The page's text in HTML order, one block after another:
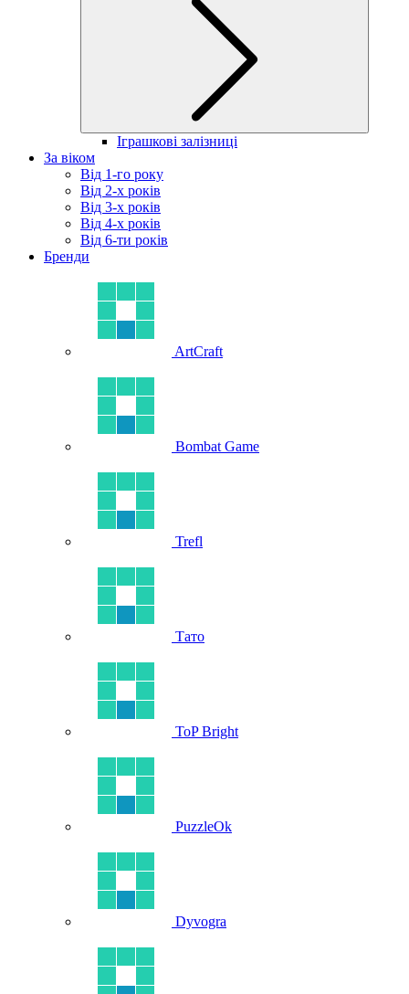
Іграшкові залізниці
За віком
Від 1-го року
Від 2-х років
Від 3-х років
Від 4-х років
Від 6-ти років
Бренди
ArtCraft
Bombat Game
Trefl
Тато
ToP Bright
PuzzleOk
Dyvogra